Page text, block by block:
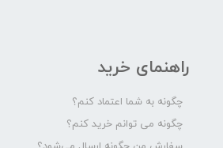
راهنمای خرید
چگونه به شما اعتماد کنم؟
چگونه می توانم خرید کنم؟